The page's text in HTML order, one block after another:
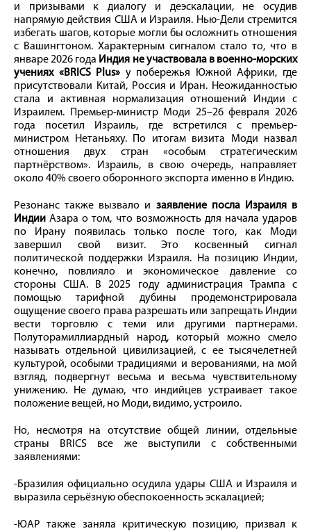
и призывами к диалогу и деэскалации, не осудив
напрямую действия США и Израиля. Нью-Дели стремится
избегать шагов, которые могли бы осложнить отношения
с Вашингтоном. Характерным сигналом стало то, что в
январе 2026 года Индия не участвовала в военно-морских
учениях «BRICS Plus» у побережья Южной Африки, где
присутствовали Китай, Россия и Иран. Неожиданностью
стала и активная нормализация отношений Индии с
Израилем. Премьер-министр Моди 25–26 февраля 2026
года посетил Израиль, где встретился с премьер-
министром Нетаньяху. По итогам визита Моди назвал
отношения двух стран «особым стратегическим
партнёрством». Израиль, в свою очередь, направляет
около 40% своего оборонного экспорта именно в Индию.
Резонанс также вызвало и заявление посла Израиля в
Индии Азара о том, что возможность для начала ударов
по Ирану появилась только после того, как Моди
завершил свой визит. Это косвенный сигнал
политической поддержки Израиля. На позицию Индии,
конечно, повлияло и экономическое давление со
стороны США. В 2025 году администрация Трампа с
помощью тарифной дубины продемонстрировала
ощущение своего права разрешать или запрещать Индии
вести торговлю с теми или другими партнерами.
Полуторамиллиардный народ, который можно смело
называть отдельной цивилизацией, с ее тысячелетней
культурой, особыми традициями и верованиями, на мой
взгляд, подвергнут весьма и весьма чувствительному
унижению. Не думаю, что индийцев устраивает такое
положение вещей, но Моди, видимо, устроило.
Но, несмотря на отсутствие общей линии, отдельные
страны BRICS все же выступили с собственными
заявлениями:
-Бразилия официально осудила удары США и Израиля и
выразила серьёзную обеспокоенность эскалацией;
-ЮАР также заняла критическую позицию, призвал к